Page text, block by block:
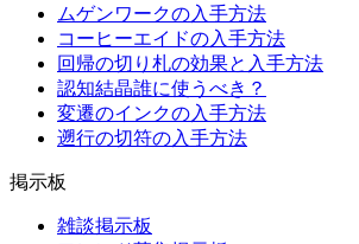
ムゲンワークの入手方法
コーヒーエイドの入手方法
回帰の切り札の効果と入手方法
認知結晶誰に使うべき？
変遷のインクの入手方法
遡行の切符の入手方法
掲示板
雑談掲示板